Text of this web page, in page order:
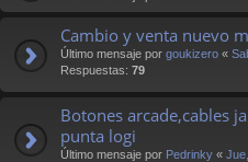
Cambio y venta nuevo
Último mensaje por goukizero «
Respuestas: 79
Botones arcade,cables
punta logi
Último mensaje por Pedrinky «